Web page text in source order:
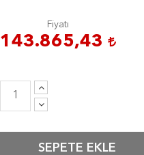
Fiyatı
143.865,43
SEPETE EKLE